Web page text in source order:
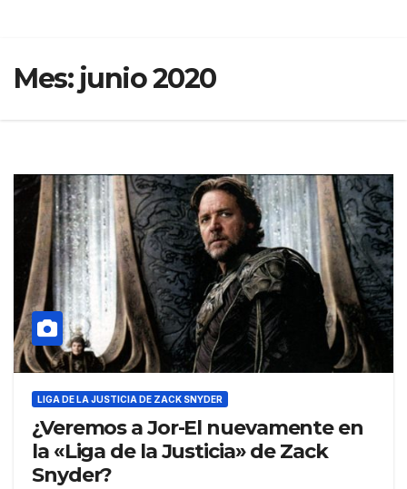
Mes: junio 2020
LIGA DE LA JUSTICIA DE ZACK SNYDER
¿Veremos a Jor-El nuevamente en
la «Liga de la Justicia» de Zack
Snyder?